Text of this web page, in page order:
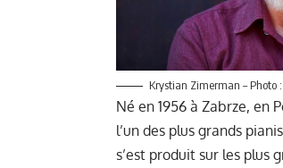
Krystian Zimerman – Photo
Né en 1956 à Zabrze, en
l’un des plus grands
s’est produit sur les plus